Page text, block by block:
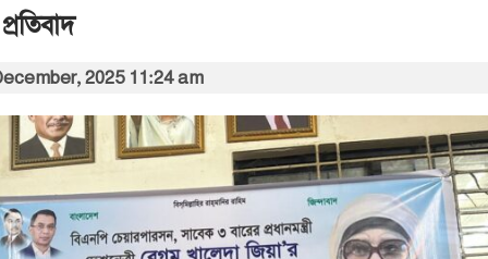
2025 11:24 am
আন্তর্জাতিক
এক দিনে ৪০ হিজবুল্লাহ
যোদ্ধাকে হত্যার দাবি
ইসরায়েলের
আর্কাইভ থেকে